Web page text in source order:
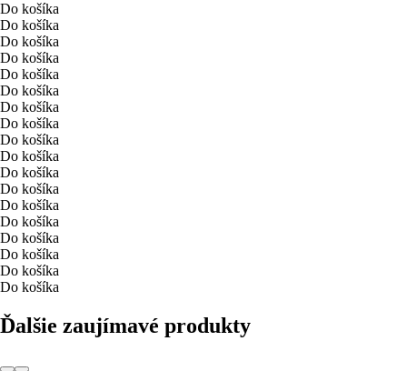
Do košíka
Do košíka
Do košíka
Do košíka
Do košíka
Do košíka
Do košíka
Do košíka
Do košíka
Do košíka
Do košíka
Do košíka
Do košíka
Do košíka
Do košíka
Do košíka
Do košíka
Do košíka
Ďalšie zaujímavé produkty